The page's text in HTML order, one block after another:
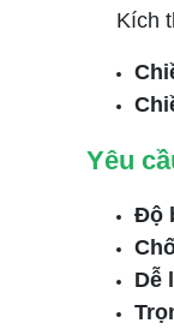
Kích
Yêu
Độ
Dễ